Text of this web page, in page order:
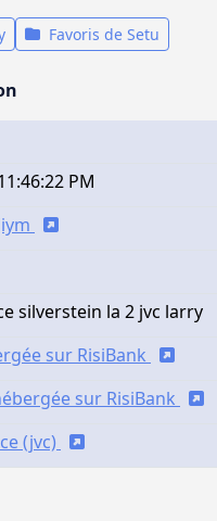
Favoris de Setu
PM
silverstein la 2 jvc larry
sur RisiBank
sur RisiBank
(jvc)